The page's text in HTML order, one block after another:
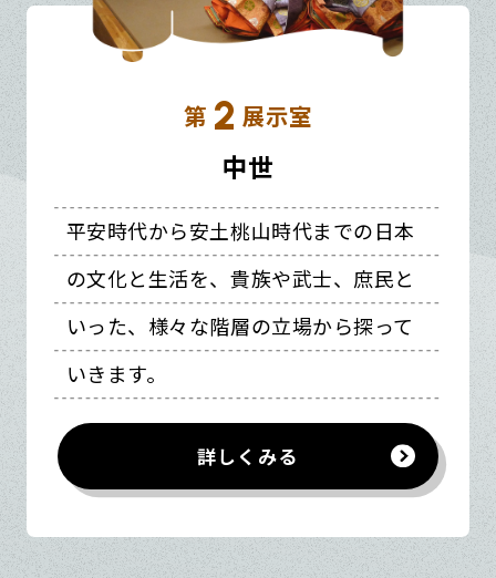
第 2 展示室
中世
平安時代から安土桃山時代までの日本
の文化と生活を、貴族や武士、庶民と
いった、様々な階層の立場から探って
いきます。
詳しくみる